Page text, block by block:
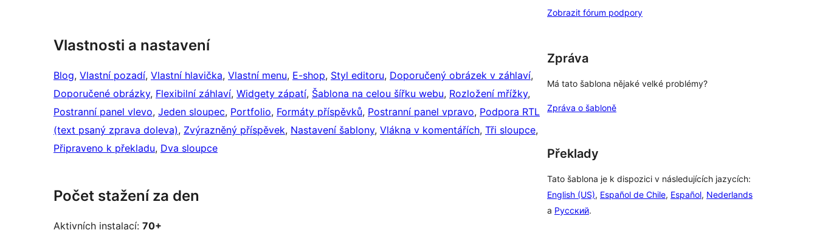
Vlastnosti a nastavení
Blog, Vlastní pozadí, Vlastní hlavička, Vlastní menu, E-shop, Styl editoru, Doporučený obrázek v záhlaví
Doporučené obrázky, Flexibilní záhlaví, Widgety zápatí, Šablona na celou šířku webu, Rozložení mřížky
Postranní panel vlevo, Jeden sloupec, Portfolio, Formáty příspěvků, Postranní panel vpravo, Podpora RTL
(text psaný zprava doleva), Zvýrazněný příspěvek, Nastavení šablony, Vlákna v komentářích, Tři sloupce
Připraveno k překladu, Dva sloupce
Počet stažení za den
Aktivních instalací: 70+
Zobrazit fórum podpory
Zpráva
Má tato šablona nějaké velké problémy?
Zpráva o šabloně
Překlady
Tato šablona je k dispozici v následujících jazycích:
English (US), Español de Chile, Español, Nederlands
a Русский.